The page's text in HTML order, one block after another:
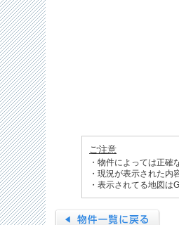
ご注意
・物件によっては正
・現況が表示された
・表示されてる地図